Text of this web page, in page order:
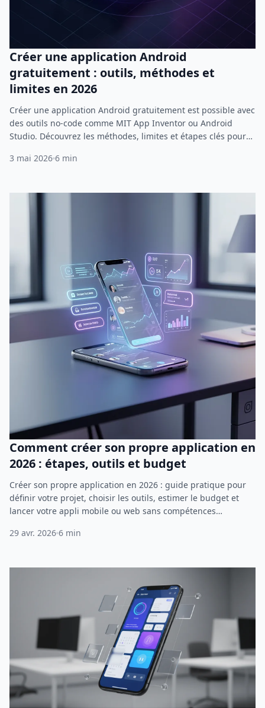
Créer une application Android
gratuitement : outils, méthodes et
limites en 2026
Créer une application Android gratuitement est possible avec
des outils no-code comme MIT App Inventor ou Android
Studio. Découvrez les méthodes, limites et étapes clés pour
3 mai 2026 6 min
Comment créer son propre application en
2026 : étapes, outils et budget
Créer son propre application en 2026 : guide pratique pour
définir votre projet, choisir les outils, estimer le budget et
lancer votre appli mobile ou web sans compétences
29 avr. 2026 6 min